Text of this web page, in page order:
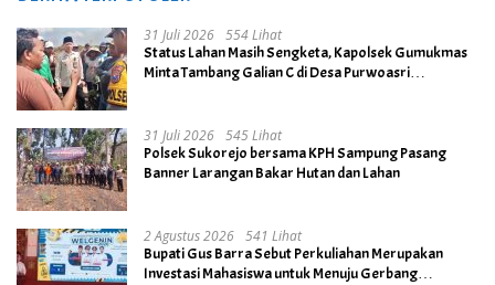
31 Juli 2026 554 Lihat
Status Lahan Masih Sengketa, Kapolsek Gumukmas
Minta Tambang Galian C di Desa Purwoasri
31 Juli 2026 545 Lihat
Polsek Sukorejo bersama KPH Sampung Pasang
Banner Larangan Bakar Hutan dan Lahan
2 Agustus 2026 541 Lihat
Bupati Gus Barra Sebut Perkuliahan Merupakan
Investasi Mahasiswa untuk Menuju Gerbang